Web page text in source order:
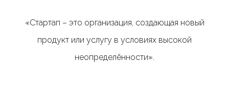
«Стартап – это организация, создающая новый
продукт или услугу в условиях высокой
неопределённости».